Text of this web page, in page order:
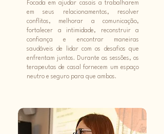
Focada em ajudar casais a trabalharem
em seus relacionamentos, resolver
conflitos, melhorar a comunicação,
fortalecer a intimidade, reconstruir a
confiança e encontrar maneiras
saudáveis de lidar com os desafios que
enfrentam juntos. Durante as sessões, os
terapeutas de casal fornecem um espaço
neutro e seguro para que ambos.